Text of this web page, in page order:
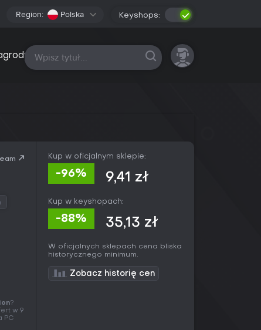
Region: Polska Keyshops:
Wszystkie platformy
?
w 9
PC
Kup w oficjalnym sklepie:
-96% 9,41 zł
Kup w keyshopach:
-88% 35,13 zł
W oficjalnych sklepach cena bliska
historycznego minimum.
Zobacz historię cen